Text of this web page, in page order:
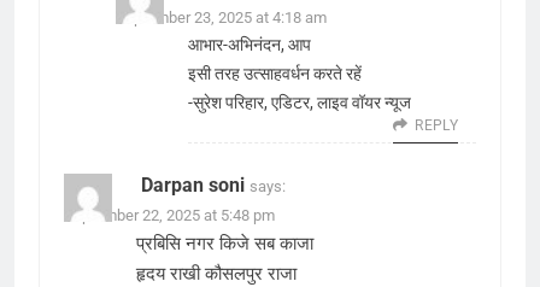
September 23, 2025 at 4:18 am
आभार-अभिनंदन, आप
इसी तरह उत्साहवर्धन करते रहें
-सुरेश परिहार, एडिटर, लाइव वॉयर न्यूज
REPLY
Darpan soni says:
September 22, 2025 at 5:48 pm
प्रबिसि नगर किजे सब काजा
हृदय राखी कौसलपुर राजा